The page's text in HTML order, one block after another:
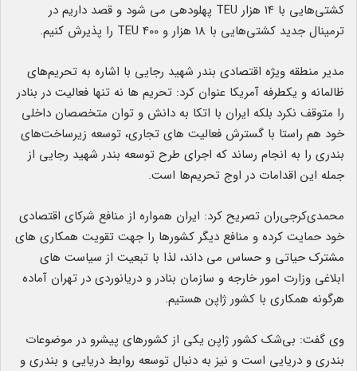
کشتی‌هایی با 14 هزار TEU پهلودهی می شود و قصد داریم در
ترمینال جدید کشتی‌هایی با 18 هزار و 400 TEU را پذیرش کنیم.
مدیر منطقه ویژه اقتصادی بندر شهید رجایی با اشاره به تحریم‌های
ظالمانه و یکطرفه آمریکا عنوان کرد: تحریم ها نه تنها فعالیت در بنادر
را متوقف نکرد بلکه ایران با اتکا به دانش و توان متخصصان داخلی
خود هم راستا با گسترش فعالیت های تجاری، توسعه زیرساخت‌های
بندری را به انجام رساند که اجرای طرح توسعه بندر شهید رجایی از
جمله این اقدامات در اوج تحریم‌ها است.
محمدی‌کرجی‌ران تصریح کرد: ایران همواره از منافع شرکای اقتصادی
خود حمایت کرده و منافع دیگر کشورها را جهت تقویت همکاری های
مشترک حیاتی و حساس می داند، لذا با تبعیت از سیاست های
ابلاغی وزارت امور خارجه و سازمان بنادر و دریانوردی در تهران آماده
هرگونه همکاری با کشور ژاپن هستیم.
وی گفت: بی‌شک کشور ژاپن یکی از کشورهای پیشرو در موضوعات
بندری و دریایی است و نیز به دنبال توسعه روابط دریایی و بندری و